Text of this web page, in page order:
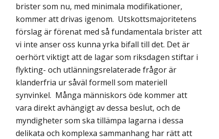
brister som nu, med minimala modifikationer,
kommer att drivas igenom. Utskottsmajoritetens
förslag är förenat med så fundamentala brister att
vi inte anser oss kunna yrka bifall till det. Det är
oerhört viktigt att de lagar som riksdagen stiftar i
flykting- och utlänningsrelaterade frågor är
klanderfria ur såväl formell som materiell
synvinkel. Många människors öde kommer att
vara direkt avhängigt av dessa beslut, och de
myndigheter som ska tillämpa lagarna i dessa
delikata och komplexa sammanhang har rätt att